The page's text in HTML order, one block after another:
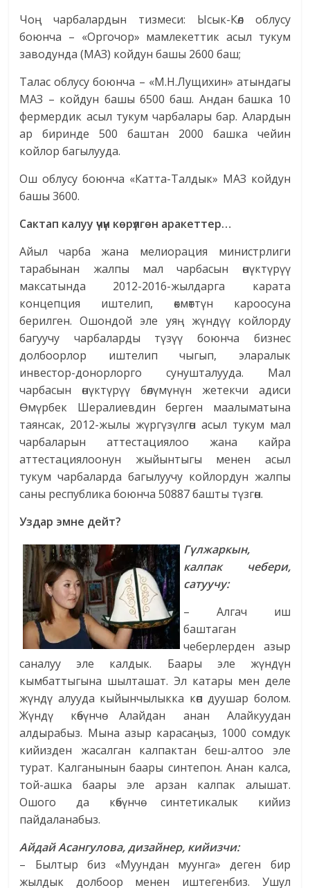
Чоң чарбалардын тизмеси:
Ысык-Көл облусу
боюнча – «Оргочор» мамлекеттик асыл тукум
заводунда (МАЗ) койдун башы 2600 баш;
Талас облусу боюнча – «М.Н.Лущихин» атындагы
МАЗ – койдун башы 6500 баш. Андан башка 10
фермердик асыл тукум чарбалары бар. Алардын
ар биринде 500 баштан 2000 башка чейин
койлор багылууда.
Ош облусу боюнча «Катта-Талдык» МАЗ койдун
башы 3600.
Сактап калуу үчүн көрүлгөн аракеттер…
Айыл чарба жана мелиорация министрлиги
тарабынан жалпы мал чарбасын өнүктүрүү
максатында 2012-2016-жылдарга карата
концепция иштелип, өкмөттүн кароосуна
берилген. Ошондой эле уяң жүндүү койлорду
багуучу чарбаларды түзүү боюнча бизнес
долбоорлор иштелип чыгып, эларалык
инвестор-донорлорго сунушталууда. Мал
чарбасын өнүктүрүү
бөлүмүнүн жетекчи адиси
Өмүрбек Шералиевдин берген маалыматына
таянсак, 2012-жылы жүргүзүлгөн асыл тукум мал
чарбаларын аттестациялоо жана кайра
аттестациялоонун жыйынтыгы менен асыл
тукум чарбаларда багылуучу койлордун жалпы
саны республика боюнча 50887 башты түзгөн.
Уздар эмне дейт?
Гүлжаркын,
калпак чебери,
сатуучу:
– Алгач иш
баштаган
чеберлерден азыр
саналуу эле калдык. Баары эле жүндүн
кымбаттыгына шылташат. Эл катары мен деле
жүндү алууда кыйынчылыкка көп дуушар болом.
Жүндү көбүнчө Алайдан анан Алайкуудан
алдырабыз. Мына азыр карасаңыз, 1000 сомдук
кийизден жасалган калпактан беш-алтоо эле
турат. Калганынын баары синтепон. Анан калса,
той-ашка баары эле арзан калпак алышат.
Ошого да көбүнчө синтетикалык кийиз
пайдаланабыз.
Айдай Асангулова, дизайнер, кийизчи:
– Былтыр биз «Муундан муунга» деген бир
жылдык долбоор менен иштегенбиз. Ушул